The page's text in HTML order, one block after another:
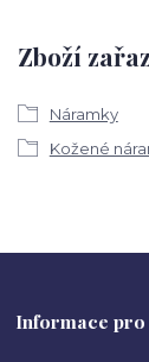
Zboží
Náramky
Kožené
Informace